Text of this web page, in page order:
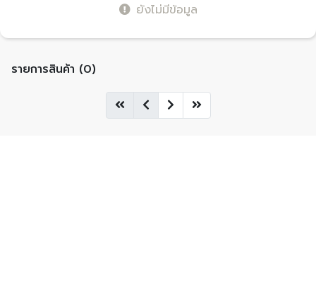
ยังไม่มีข้อมูล
รายการสินค้า (0)